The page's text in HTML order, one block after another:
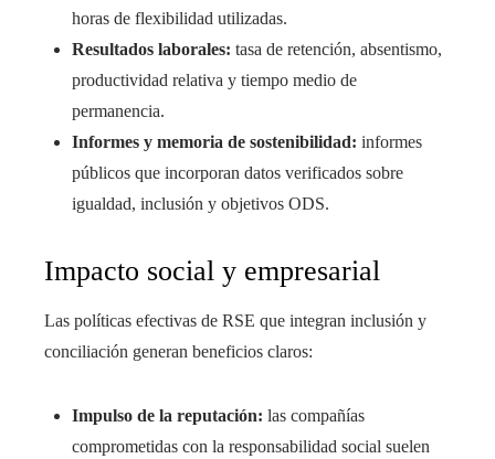
horas de flexibilidad utilizadas.
Resultados laborales: tasa de retención, absentismo,
productividad relativa y tiempo medio de
permanencia.
Informes y memoria de sostenibilidad: informes
públicos que incorporan datos verificados sobre
igualdad, inclusión y objetivos ODS.
Impacto social y empresarial
Las políticas efectivas de RSE que integran inclusión y
conciliación generan beneficios claros:
Impulso de la reputación: las compañías
comprometidas con la responsabilidad social suelen